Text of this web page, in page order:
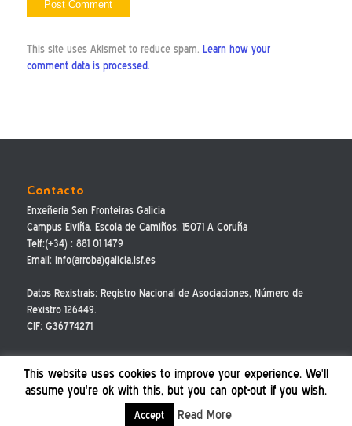
This site uses Akismet to reduce spam. Learn how your
comment data is processed.
Contacto
Enxeñeria Sen Fronteiras Galicia
Campus Elviña. Escola de Camiños. 15071 A Coruña
Telf:(+34) : 881 01 1479
Email: info(arroba)galicia.isf.es
Datos Rexistrais: Registro Nacional de Asociaciones, Número de
Rexistro 126449.
CIF: G36774271
This website uses cookies to improve your experience. We'll
assume you're ok with this, but you can opt-out if you wish.
Accept Read More